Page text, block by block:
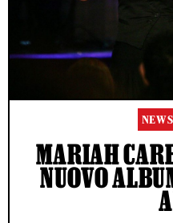
MARIAH
NUOVO